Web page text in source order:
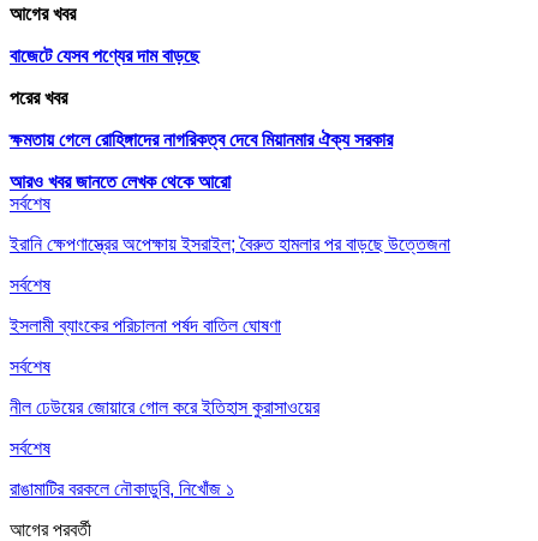
আগের খবর
বাজেটে যেসব পণ্যের দাম বাড়ছে
পরের খবর
ক্ষমতায় গেলে রোহিঙ্গাদের নাগরিকত্ব দেবে মিয়ানমার ঐক্য সরকার
আরও খবর জানতে লেখক থেকে আরো
সর্বশেষ
ইরানি ক্ষেপণাস্ত্রের অপেক্ষায় ইসরাইল; বৈরুত হামলার পর বাড়ছে উত্তেজনা
সর্বশেষ
ইসলামী ব্যাংকের পরিচালনা পর্ষদ বাতিল ঘোষণা
সর্বশেষ
নীল ঢেউয়ের জোয়ারে গোল করে ইতিহাস কুরাসাওয়ের
সর্বশেষ
রাঙামাটির বরকলে নৌকাডুবি, নিখোঁজ ১
আগেরপরবর্তী